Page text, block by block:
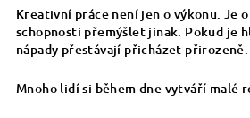
Kreativní práce není jen o výkonu. Je
schopnosti přemýšlet jinak. Pokud je
nápady přestávají přicházet přirozeně.
Mnoho lidí si během dne vytváří malé